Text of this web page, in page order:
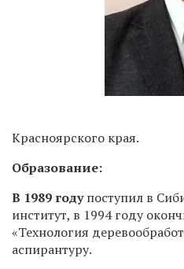
Красноярского края.
Образование:
В 1989 годупоступил в
институт, в 1994 году
«Технология
аспирантуру.